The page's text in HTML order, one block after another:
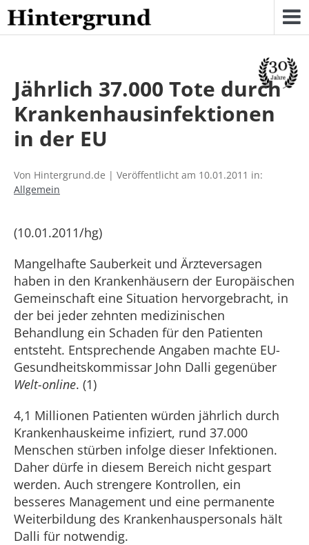
Skip
to
content
Jährlich 37.000 Tote durch
Krankenhausinfektionen
in der EU
Von Hintergrund.de | Veröffentlicht am 10.01.2011 in:
Allgemein
(10.01.2011/hg)
Mangelhafte Sauberkeit und Ärzteversagen
haben in den Krankenhäusern der Europäischen
Gemeinschaft eine Situation hervorgebracht, in
der bei jeder zehnten medizinischen
Behandlung ein Schaden für den Patienten
entsteht. Entsprechende Angaben machte EU-
Gesundheitskommissar John Dalli gegenüber
Welt-online. (1)
4,1 Millionen Patienten würden jährlich durch
Krankenhauskeime infiziert, rund 37.000
Menschen stürben infolge dieser Infektionen.
Daher dürfe in diesem Bereich nicht gespart
werden. Auch strengere Kontrollen, ein
besseres Management und eine permanente
Weiterbildung des Krankenhauspersonals hält
Dalli für notwendig.